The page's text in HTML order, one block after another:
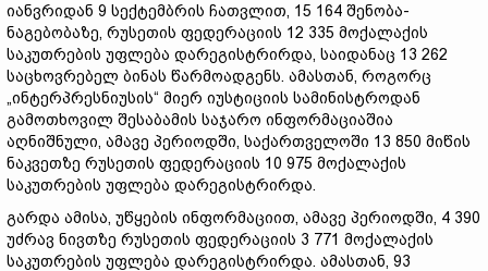
იანვრიდან 9 სექტემბრის ჩათვლით, 15 164 შენობა-
ნაგებობაზე, რუსეთის ფედერაციის 12 335 მოქალაქის
საკუთრების უფლება დარეგისტრირდა, საიდანაც 13 262
საცხოვრებელ ბინას წარმოადგენს. ამასთან, როგორც
„ინტერპრესნიუსის“ მიერ იუსტიციის სამინისტროდან
გამოთხოვილ შესაბამის საჯარო ინფორმაციაშია
აღნიშნული, ამავე პერიოდში, საქართველოში 13 850 მიწის
ნაკვეთზე რუსეთის ფედერაციის 10 975 მოქალაქის
საკუთრების უფლება დარეგისტრირდა.
გარდა ამისა, უწყების ინფორმაციით, ამავე პერიოდში, 4 390
უძრავ ნივთზე რუსეთის ფედერაციის 3 771 მოქალაქის
საკუთრების უფლება დარეგისტრირდა. ამასთან, 93